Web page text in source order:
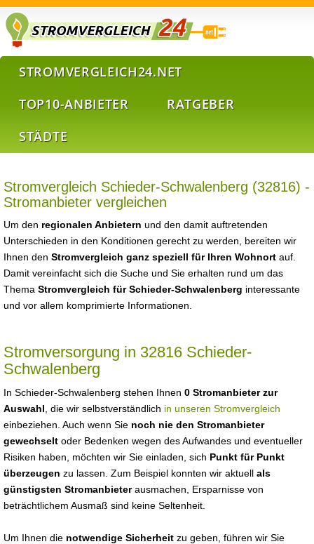
STROMVERGLEICH24.NET
TOP10-ANBIETER
RATGEBER
STÄDTE
Stromvergleich Schieder-Schwalenberg (32816) -
Stromanbieter vergleichen
Um den regionalen Anbietern und den damit auftretenden
Unterschieden in den Konditionen gerecht zu werden, bereiten wir
Ihnen den Stromvergleich ganz speziell für Ihren Wohnort auf.
Damit vereinfacht sich die Suche und Sie erhalten rund um das
Thema Stromvergleich für Schieder-Schwalenberg interessante
und vor allem komprimierte Informationen.
Stromversorgung in 32816 Schieder-
Schwalenberg
In Schieder-Schwalenberg stehen Ihnen 0 Stromanbieter zur
Auswahl , die wir selbstverständlich in unseren Stromvergleich
einbeziehen. Auch wenn Sie noch nie den Stromanbieter
gewechselt oder Bedenken wegen des Aufwandes und eventueller
Risiken haben, möchten wir Sie einladen, sich Punkt für Punkt
überzeugen zu lassen. Zum Beispiel konnten wir aktuell als
günstigsten Stromanbieterausmachen, Ersparnisse von
beträchtlichem Ausmaß sind keine Seltenheit.
Um Ihnen die notwendige Sicherheit zu geben, führen wir Sie